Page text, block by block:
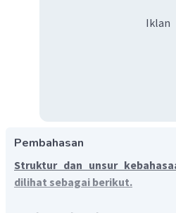
Iklan
Pembahasan
Struktur dan unsur
dilihat sebagai berikut.